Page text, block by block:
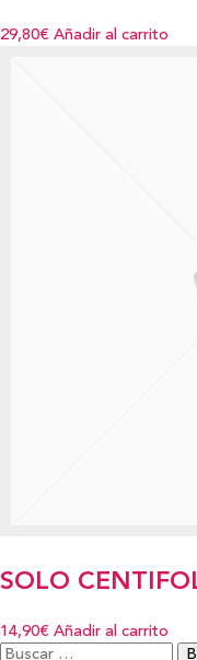
29,80€ Añadir al carrito
SOLO
14,90€ Añadir al carrito
Buscar: